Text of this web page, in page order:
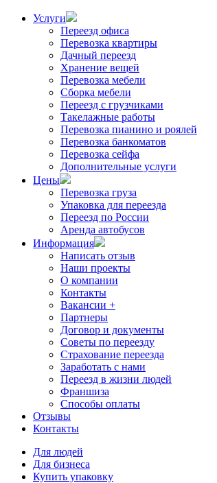
Услуги
Переезд офиса
Перевозка квартиры
Дачный переезд
Хранение вещей
Перевозка мебели
Сборка мебели
Переезд с грузчиками
Такелажные работы
Перевозка пианино и роялей
Перевозка банкоматов
Перевозка сейфа
Дополнительные услуги
Цены
Перевозка груза
Упаковка для переезда
Переезд по России
Аренда автобусов
Информация
Написать отзыв
Наши проекты
О компании
Контакты
Вакансии +
Партнеры
Договор и документы
Советы по переезду
Страхование переезда
Заработать с нами
Переезд в жизни людей
Франшиза
Способы оплаты
Отзывы
Контакты
Для людей
Для бизнеса
Купить упаковку